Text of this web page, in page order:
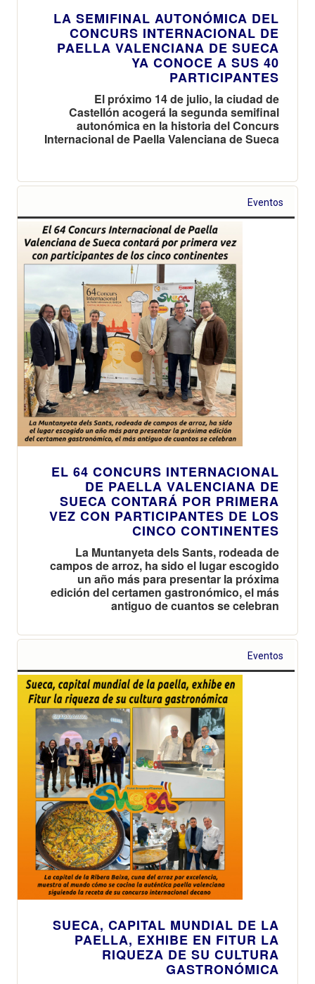
LA SEMIFINAL AUTONÓMICA DEL
CONCURS INTERNACIONAL DE
PAELLA VALENCIANA DE SUECA
YA CONOCE A SUS 40
PARTICIPANTES
El próximo 14 de julio, la ciudad de
Castellón acogerá la segunda semifinal
autonómica en la historia del Concurs
Internacional de Paella Valenciana de Sueca
Eventos
EL 64 CONCURS INTERNACIONAL
DE PAELLA VALENCIANA DE
SUECA CONTARÁ POR PRIMERA
VEZ CON PARTICIPANTES DE LOS
CINCO CONTINENTES
La Muntanyeta dels Sants, rodeada de
campos de arroz, ha sido el lugar escogido
un año más para presentar la próxima
edición del certamen gastronómico, el más
antiguo de cuantos se celebran
Eventos
SUECA, CAPITAL MUNDIAL DE LA
PAELLA, EXHIBE EN FITUR LA
RIQUEZA DE SU CULTURA
GASTRONÓMICA